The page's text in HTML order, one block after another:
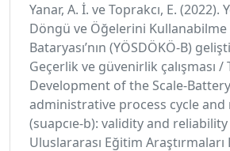
Yanar, A. İ. ve Toprakcı, E. (2022).
Döngü ve Öğelerini Kullanabilme
Bataryası’nın (YÖSDÖKÖ-B)
Geçerlik ve güvenirlik çalışması /
Development of the Scale-
administrative process cycle and
(suapcıe-b): validity and
Uluslararası Eğitim Araştırmaları